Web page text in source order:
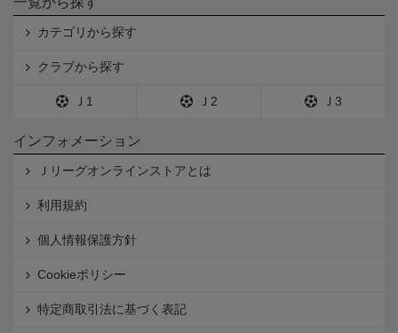
カテゴリから探す
クラブから探す
Ｊ1 Ｊ2 Ｊ3
インフォメーション
Ｊリーグオンラインストアとは
利用規約
個人情報保護方針
Cookieポリシー
特定商取引法に基づく表記